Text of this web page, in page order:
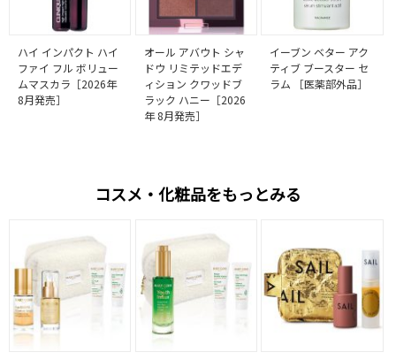
ハイ インパクト ハイ
ファイ フル ボリュー
ムマスカラ［2026年
8月発売］
オール アバウト シャ
ドウ リミテッドエデ
ィション クワッドブ
ラック ハニー［2026
年 8月発売］
イーブン ベター アク
ティブ ブースター セ
ラム ［医薬部外品］
コスメ・化粧品をもっとみる